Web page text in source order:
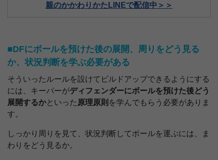
親のかかわりかたLINEで配信中＞＞
■DFにボールを預けた後の展開、周りをどう見る
か、状況判断を学ぶ必要がある
そういったルールを設けてビルドアップできるようにする
には、キーパーがディフェンダーにボールを預けた後どう
展開するかといった 原理原則 を学んでもらう必要がありま
す。
しっかり周りを見て、状況判断してボールを運ぶには、ま
わりをどう見るか。